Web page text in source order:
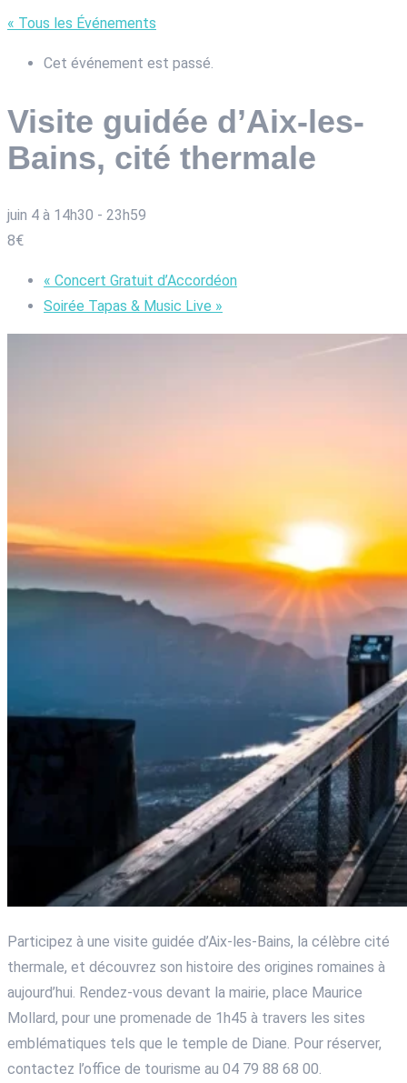
« Tous les Événements
Cet événement est passé.
Visite guidée d’Aix-les-
Bains, cité thermale
juin 4 à 14h30 - 23h59
8€
« Concert Gratuit d’Accordéon
Soirée Tapas & Music Live »
Participez à une visite guidée d’Aix-les-Bains, la célèbre cité
thermale, et découvrez son histoire des origines romaines à
aujourd’hui. Rendez-vous devant la mairie, place Maurice
Mollard, pour une promenade de 1h45 à travers les sites
emblématiques tels que le temple de Diane. Pour réserver,
contactez l’office de tourisme au 04 79 88 68 00.